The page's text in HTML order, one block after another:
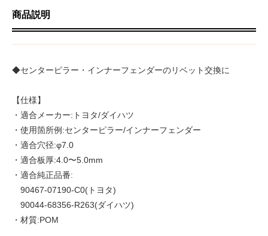
商品説明
◆センターピラー・インナーフェンダーのリベット交換に
【仕様】
・適合メーカー:トヨタ/ダイハツ
・使用箇所例:センターピラー/インナーフェンダー
・適合穴径:φ7.0
・適合板厚:4.0〜5.0mm
・適合純正品番:
90467-07190-C0(トヨタ)
90044-68356-R263(ダイハツ)
・材質:POM